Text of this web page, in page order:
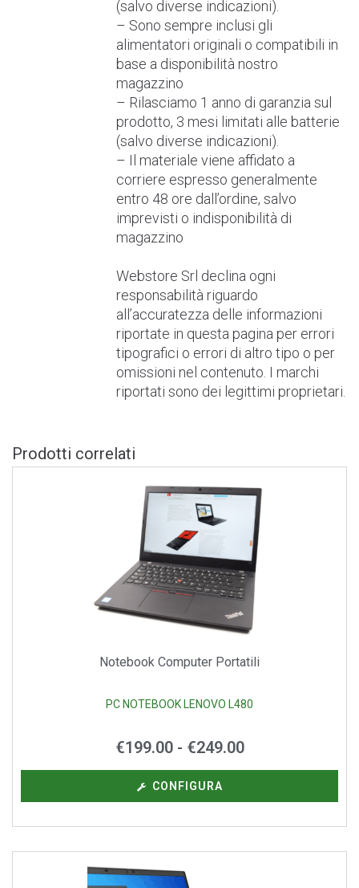
(salvo diverse indicazioni).
– Sono sempre inclusi gli
alimentatori originali o compatibili in
base a disponibilità nostro
magazzino
– Rilasciamo 1 anno di garanzia sul
prodotto, 3 mesi limitati alle batterie
(salvo diverse indicazioni).
– Il materiale viene affidato a
corriere espresso generalmente
entro 48 ore dall’ordine, salvo
imprevisti o indisponibilità di
magazzino
Webstore Srl declina ogni
responsabilità riguardo
all’accuratezza delle informazioni
riportate in questa pagina per errori
tipografici o errori di altro tipo o per
omissioni nel contenuto. I marchi
riportati sono dei legittimi proprietari.
Prodotti correlati
Notebook Computer Portatili
PC NOTEBOOK LENOVO L480
€199.00 - €249.00
CONFIGURA